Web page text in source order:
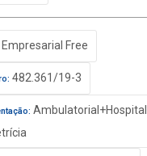
Empresarial Free
482.361/19-3